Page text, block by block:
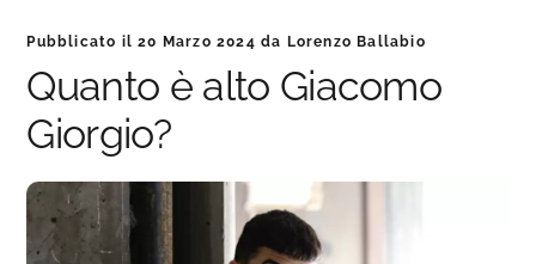
Pubblicato il20 Marzo 2024 da Lorenzo Ballabio
Quanto è alto Giacomo
Giorgio?